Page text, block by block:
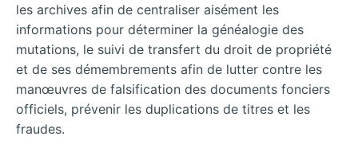
les archives afin de centraliser aisément les
informations pour déterminer la généalogie des
mutations, le suivi de transfert du droit de propriété
et de ses démembrements afin de lutter contre les
manœuvres de falsification des documents fonciers
officiels, prévenir les duplications de titres et les
fraudes.